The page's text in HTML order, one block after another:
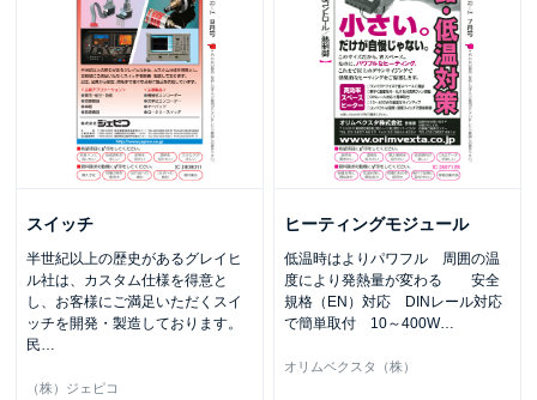
スイッチ
半世紀以上の歴史があるグレイヒ
ル社は、カスタム仕様を得意と
し、お客様にご満足いただくスイ
ッチを開発・製造しております。
民…
（株）ジェピコ
ヒーティングモジュール
低温時はよりパワフル 周囲の温
度により発熱量が変わる 安全
規格（EN）対応 DINレール対応
で簡単取付 10～400W…
オリムベクスタ（株）